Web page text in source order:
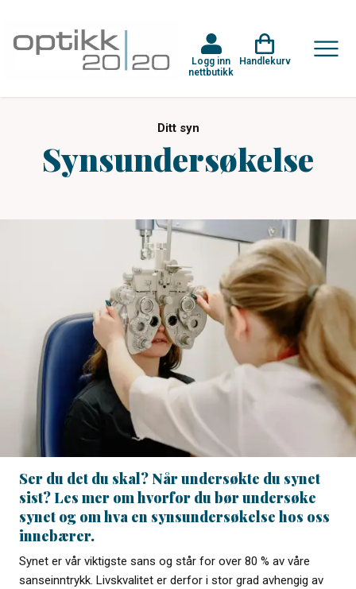
Logg inn
nettbutikk
Handlekurv
Ditt syn
Synsundersøkelse
Ser du det du skal? Når undersøkte du synet
sist? Les mer om hvorfor du bør undersøke
synet og om hva en synsundersøkelse hos oss
innebærer.
Synet er vår viktigste sans og står for over 80 % av våre
sanseinntrykk. Livskvalitet er derfor i stor grad avhengig av